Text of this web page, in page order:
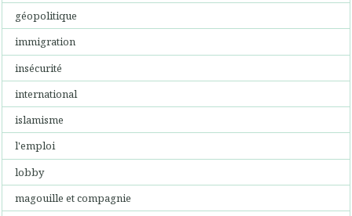
géopolitique
immigration
insécurité
international
islamisme
l'emploi
lobby
magouille et compagnie